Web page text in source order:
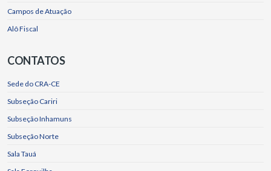
Campos de Atuação
Alô Fiscal
CONTATOS
Sede do CRA-CE
Subseção Cariri
Subseção Inhamuns
Subseção Norte
Sala Tauá